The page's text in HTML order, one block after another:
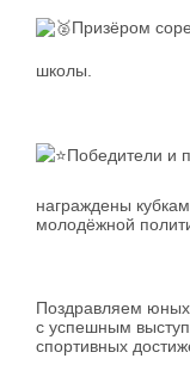
Призёром
школы.
️Победители и
награждены
молодёжной
Поздравляем юных
с успешным
спортивных